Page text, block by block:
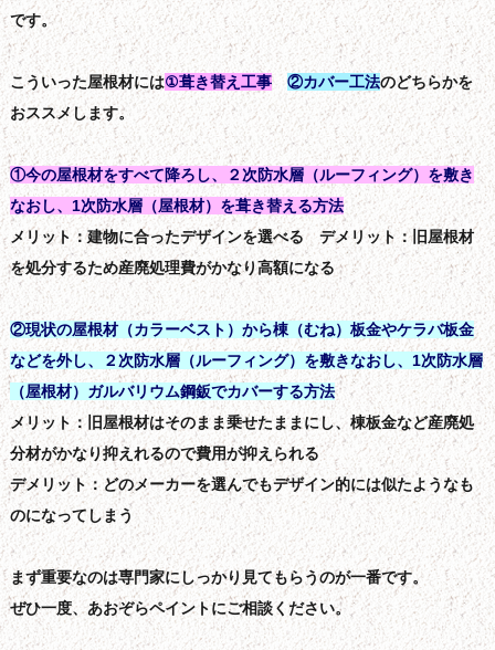
です。
こういった屋根材には①葺き替え工事 ②カバー工法のどちらかを
おススメします。
①今の屋根材をすべて降ろし、２次防水層（ルーフィング）を敷き
なおし、1次防水層（屋根材）を葺き替える方法
メリット：建物に合ったデザインを選べる デメリット：旧屋根材
を処分するため産廃処理費がかなり高額になる
②現状の屋根材（カラーベスト）から棟（むね）板金やケラバ板金
などを外し、２次防水層（ルーフィング）を敷きなおし、1次防水層
（屋根材）ガルバリウム鋼鈑でカバーする方法
メリット：旧屋根材はそのまま乗せたままにし、棟板金など産廃処
分材がかなり抑えれるので費用が抑えられる
デメリット：どのメーカーを選んでもデザイン的には似たようなも
のになってしまう
まず重要なのは専門家にしっかり見てもらうのが一番です。
ぜひ一度、あおぞらペイントにご相談ください。